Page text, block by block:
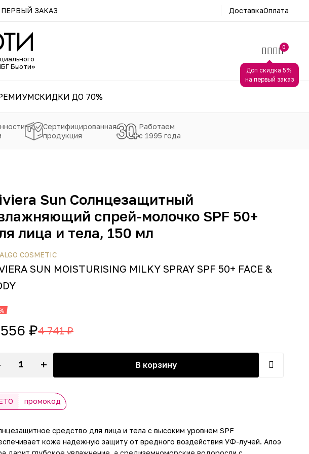
ЗАКАЗ ДоставкаОплата
Бьюти»
Доп скидка 5%
на первый заказ
0
СКИДКИ ДО 70%
Сертифицированная
продукция
Работаем
с 1995 года
Sun Солнцезащитный
спрей-молочко SPF 50+
лица и тела, 150 мл
COSMETIC
SUN MOISTURISING MILKY SPRAY SPF 50+ FACE &
₽4 741 ₽
+ В корзину
промокод
средство для лица и тела с высоким уровнем SPF
коже надежную защиту от вредного воздействия УФ-лучей. Алоэ